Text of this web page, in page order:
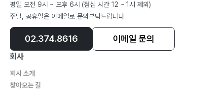
평일 오전 9시 ~ 오후 6시 (점심 시간 12 ~ 1시 제외)
주말, 공휴일은 이메일로 문의부탁드립니다
02.374.8616 이메일 문의
회사
회사 소개
찾아오는 길